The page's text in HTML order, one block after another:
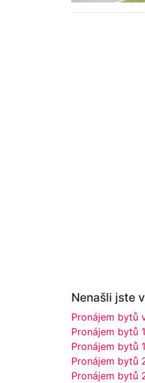
Nenašli jste
Pronájem bytů
Pronájem bytů
Pronájem bytů
Pronájem bytů
Pronájem bytů